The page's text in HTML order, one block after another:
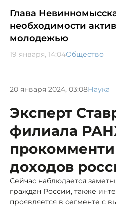
Глава
необходимости
молодежью
19 января, 14:04Общество
20 января 2024, 03:08Наука
Эксперт
филиала
доходов
Сейчас наблюдается
граждан России, также
проявляется в сегменте с